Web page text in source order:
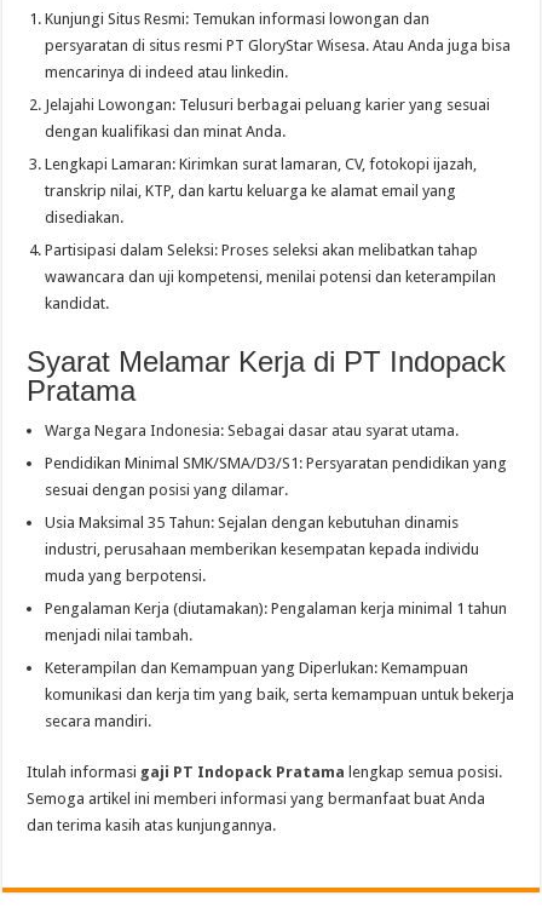
Kunjungi Situs Resmi: Temukan informasi lowongan dan
persyaratan di situs resmi PT GloryStar Wisesa. Atau Anda juga bisa
mencarinya di indeed atau linkedin.
Jelajahi Lowongan: Telusuri berbagai peluang karier yang sesuai
dengan kualifikasi dan minat Anda.
Lengkapi Lamaran: Kirimkan surat lamaran, CV, fotokopi ijazah,
transkrip nilai, KTP, dan kartu keluarga ke alamat email yang
disediakan.
Partisipasi dalam Seleksi: Proses seleksi akan melibatkan tahap
wawancara dan uji kompetensi, menilai potensi dan keterampilan
kandidat.
Syarat Melamar Kerja di PT Indopack
Pratama
Warga Negara Indonesia: Sebagai dasar atau syarat utama.
Pendidikan Minimal SMK/SMA/D3/S1: Persyaratan pendidikan yang
sesuai dengan posisi yang dilamar.
Usia Maksimal 35 Tahun: Sejalan dengan kebutuhan dinamis
industri, perusahaan memberikan kesempatan kepada individu
muda yang berpotensi.
Pengalaman Kerja (diutamakan): Pengalaman kerja minimal 1 tahun
menjadi nilai tambah.
Keterampilan dan Kemampuan yang Diperlukan: Kemampuan
komunikasi dan kerja tim yang baik, serta kemampuan untuk bekerja
secara mandiri.
Itulah informasi gaji PT Indopack Pratama lengkap semua posisi.
Semoga artikel ini memberi informasi yang bermanfaat buat Anda
dan terima kasih atas kunjungannya.